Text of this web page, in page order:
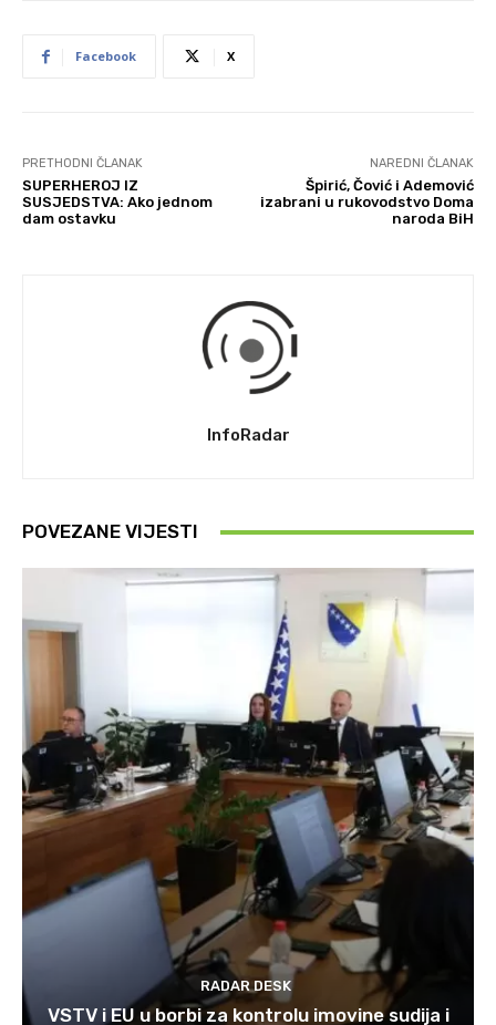
Facebook X
PRETHODNI ČLANAK
SUPERHEROJ IZ
SUSJEDSTVA: Ako jednom
dam ostavku
NAREDNI ČLANAK
Špirić, Čović i Ademović
izabrani u rukovodstvo Doma
naroda BiH
InfoRadar
POVEZANE VIJESTI
RADAR DESK
VSTV i EU u borbi za kontrolu imovine sudija i